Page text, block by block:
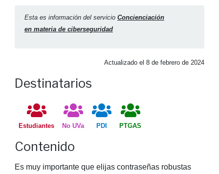
Esta es información del servicio Concienciación
en materia de ciberseguridad
Actualizado el 8 de febrero de 2024
Destinatarios
Estudiantes No UVa PDI PTGAS
Contenido
Es muy importante que elijas contraseñas robustas